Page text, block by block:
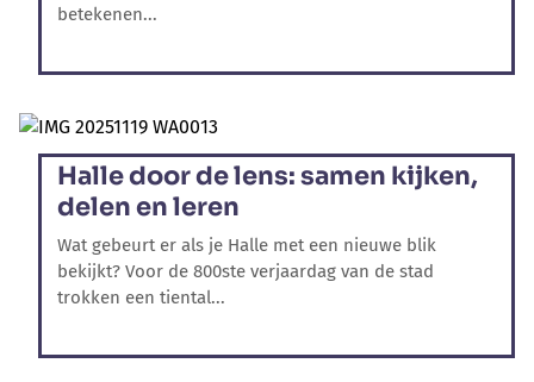
betekenen...
Halle door de lens: samen kijken,
delen en leren
Wat gebeurt er als je Halle met een nieuwe blik
bekijkt? Voor de 800ste verjaardag van de stad
trokken een tiental...